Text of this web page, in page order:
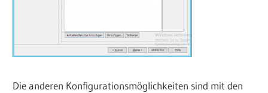
Die anderen Konfigurationsmöglichkeiten sind mit den